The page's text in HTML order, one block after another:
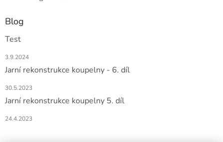
Blog
Test
3.9.2024
Jarní rekonstrukce koupelny - 6. díl
30.5.2023
Jarní rekonstrukce koupelny 5. díl
24.4.2023